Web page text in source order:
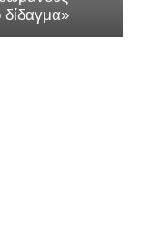
δίδαγμα»